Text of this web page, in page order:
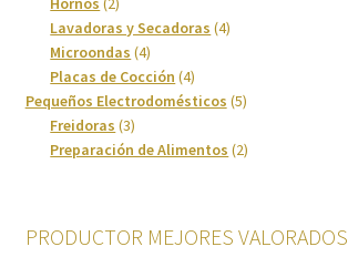
Calentadores y Termos
Campanas
Carrito
Cocinas
productos
Lavadoras y Secadoras 44
Microondas 44
productos
Placas de Cocción 44
productos
Pequeños Electrodomésticos 55
Freidoras 33
productos
Preparación de Alimentos 22
PRODUCTOR MEJORES VALORADOS